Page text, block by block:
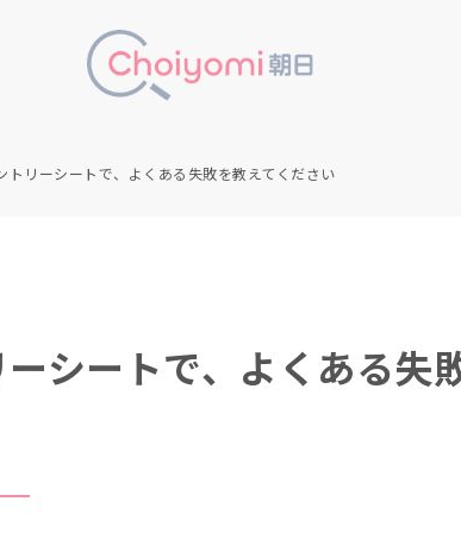
トリーシートで、よくある失敗を教えてください
シートで、よくある失